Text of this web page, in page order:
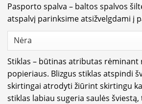
Pasporto spalva – baltos spalvos
atspalvį parinksime atsižvelgdami į
Stiklas – būtinas atributas
popieriaus. Blizgus stiklas atspindi
skirtingai atrodyti žiūrint skirtingu
stiklas labiau sugeria saulės